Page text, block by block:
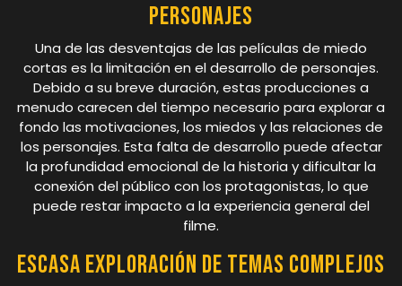
personajes
Una de las desventajas de las películas de miedo
cortas es la limitación en el desarrollo de personajes.
Debido a su breve duración, estas producciones a
menudo carecen del tiempo necesario para explorar a
fondo las motivaciones, los miedos y las relaciones de
los personajes. Esta falta de desarrollo puede afectar
la profundidad emocional de la historia y dificultar la
conexión del público con los protagonistas, lo que
puede restar impacto a la experiencia general del
filme.
Escasa exploración de temas complejos